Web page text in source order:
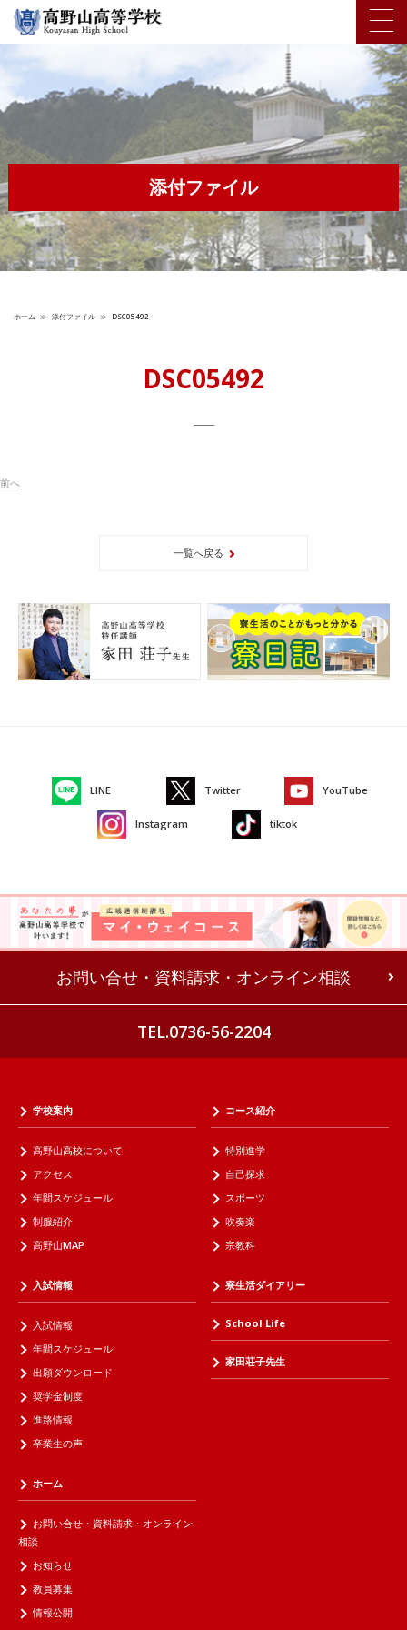
添付ファイル
ホーム ≫ 添付ファイル ≫ DSC05492
DSC05492
前へ
一覧へ戻る
LINE Twitter YouTube
Instagram tiktok
お問い合せ・資料請求・オンライン相談
TEL.0736-56-2204
学校案内
高野山高校について
アクセス
年間スケジュール
制服紹介
高野山MAP
コース紹介
特別進学
自己探求
スポーツ
吹奏楽
宗教科
入試情報
入試情報
年間スケジュール
出願ダウンロード
奨学金制度
進路情報
卒業生の声
寮生活ダイアリー
School Life
家田荘子先生
ホーム
お問い合せ・資料請求・オンライン
相談
お知らせ
教員募集
情報公開